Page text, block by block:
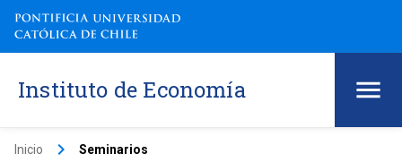
Instituto de Economía
Inicio keyboard_arrow_right Seminarios